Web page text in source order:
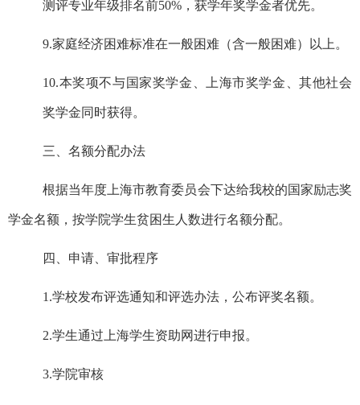
测评专业年级排名前50%， 获学年奖学金者优先。
9.家庭经济困难标准在一般困难（含一般困难）以上。
10.本奖项不与国家奖学金、上海市奖学金、其他社会
奖学金同时获得。
三、名额分配办法
根据当年度 上海市教育委员会下达给我校的国家励志奖
学金名额，按学院学生贫困生人数进行名额分配。
四、申请、审批程序
1.学校发布评选通知和评选办法，公布评奖名额。
2.学生通过上海学生资助网进行申报。
3.学院审核